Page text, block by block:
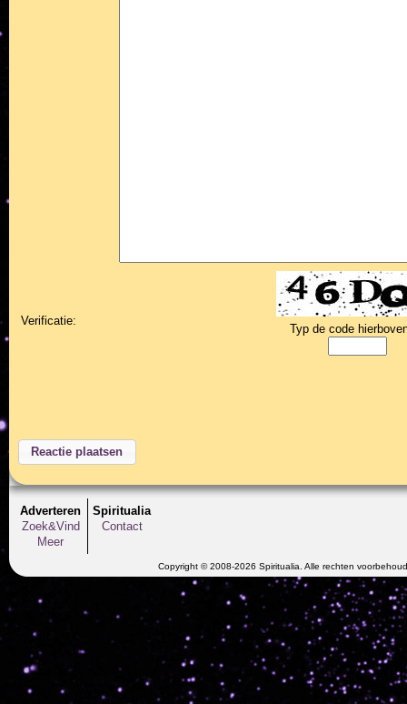
Verificatie:
Typ de code
Adverteren
Zoek&Vind
Meer
Spiritualia
Contact
Copyright © 2008-2026 Spiritualia. Alle rechten